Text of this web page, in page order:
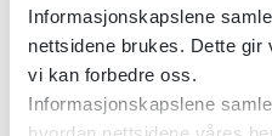
Informasjonskapslene
nettsidene brukes. Dette
vi kan forbedre oss.
Informasjonskapslene
Gratis for alle